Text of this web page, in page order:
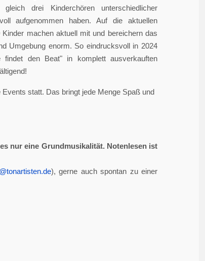
drei Kinderchören unterschiedlicher
aufgenommen haben. Auf die aktuellen
machen aktuell mit und bereichern das
Umgebung enorm. So eindrucksvoll in 2024
den Beat" in komplett ausverkauften
statt. Das bringt jede Menge Spaß und
nur eine Grundmusikalität. Notenlesen ist
), gerne auch spontan zu einer